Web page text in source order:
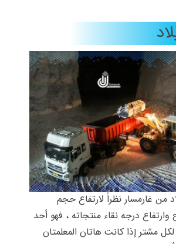
من غارمسار نظراً لارتفاع حجم
وارتفاع درجه نقاء منتجاته ، فهو أحد
لکل مشتر إذا کانت هاتان المعلمتان